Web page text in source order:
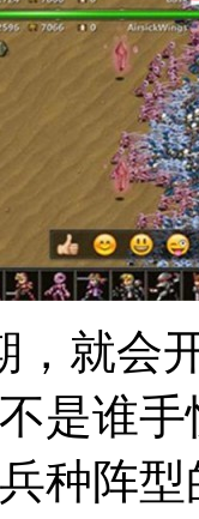
，就会
是谁
种阵